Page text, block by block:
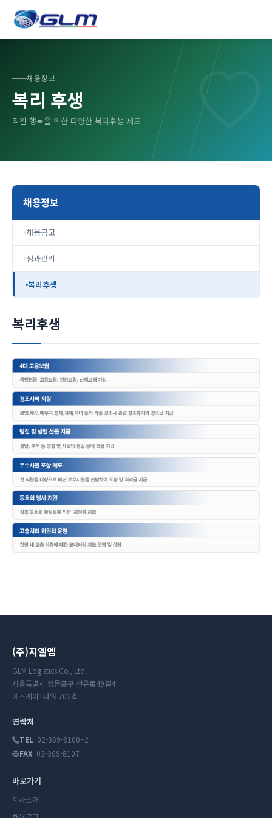
채용정보
복리 후생
직원 행복을 위한 다양한 복리후생 제도
채용정보
채용공고
성과관리
복리후생
복리후생
(주)지엘엠
GLM Logistics Co., Ltd.
서울특별시 영등포구 선유로49길4
에스케이1타워 702호
연락처
TEL 02-369-8100~2
FAX 02-369-8107
바로가기
회사소개